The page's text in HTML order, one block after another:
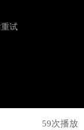
59次播放